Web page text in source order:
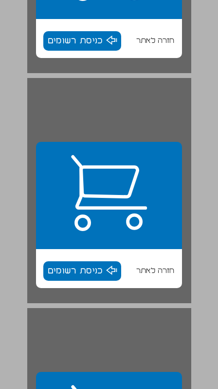
חזרה לאתר כניסת רשומים
חזרה לאתר כניסת רשומים